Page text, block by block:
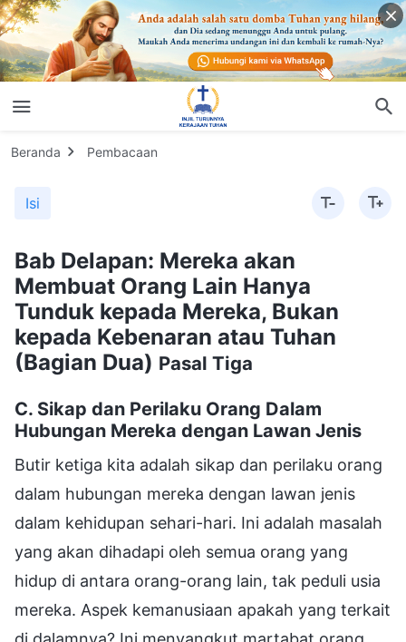
Beranda Pembacaan
Isi
Bab Delapan: Mereka akan
Membuat Orang Lain Hanya
Tunduk kepada Mereka, Bukan
kepada Kebenaran atau Tuhan
(Bagian Dua) Pasal Tiga
C. Sikap dan Perilaku Orang Dalam
Hubungan Mereka dengan Lawan Jenis
Butir ketiga kita adalah sikap dan perilaku orang
dalam hubungan mereka dengan lawan jenis
dalam kehidupan sehari-hari. Ini adalah masalah
yang akan dihadapi oleh semua orang yang
hidup di antara orang-orang lain, tak peduli usia
mereka. Aspek kemanusiaan apakah yang terkait